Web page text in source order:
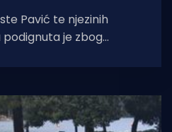
Pavić te njezinih
je zbog
Veniaminovič